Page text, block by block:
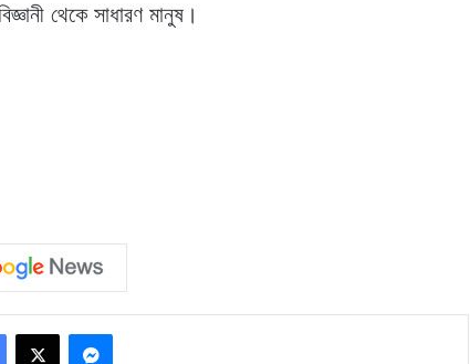
থেকে সাধারণ মানুষ।